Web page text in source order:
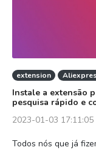
extension
Instale a extensão
pesquisa rápido e
2023-01-03 17:11:05
Todos nós que já